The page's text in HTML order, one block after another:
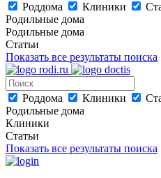
Роддома Клиники
Родильные дома
Родильные дома
Статьи
Показать все результаты поиска
Роддома Клиники
Родильные дома
Клиники
Статьи
Показать все результаты поиска